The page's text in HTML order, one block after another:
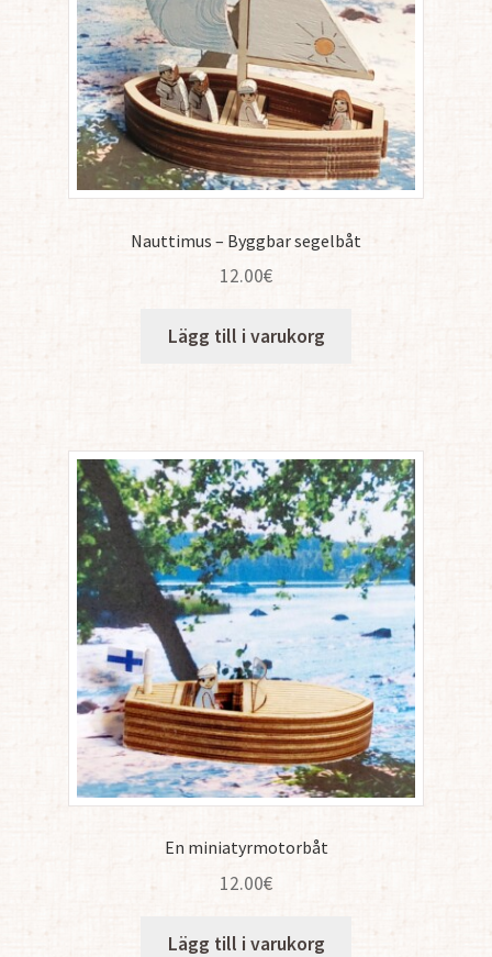
Nauttimus – Byggbar segelbåt
12.00€
Lägg till i varukorg
En miniatyrmotorbåt
12.00€
Lägg till i varukorg